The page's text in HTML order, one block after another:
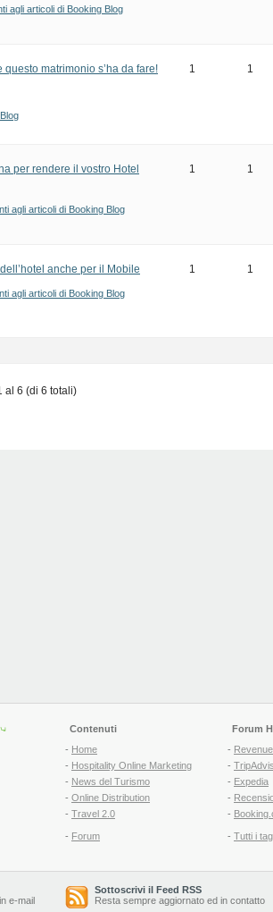
agli articoli di Booking Blog
matrimonio s’ha da fare! 1 1
per rendere il vostro Hotel
agli articoli di Booking Blog
1 1
anche per il Mobile
agli articoli di Booking Blog
1 1
al 6 (di 6 totali)
Contenuti
- Home
- Hospitality Online Marketing
- News del Turismo
- Online Distribution
- Travel 2.0
- Forum
Forum
-
-
- Expedia
-
-
- Tutti i
e-mail
Sottoscrivi il Feed RSS
Resta sempre aggiornato ed in contatto